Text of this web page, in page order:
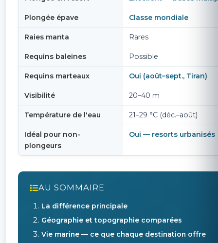
Plongée épave Classe mondiale
Raies manta Rares
Requins baleines Possible
Requins marteaux Oui (août–sept., Tiran)
Visibilité 20–40 m
Température de l'eau 21–29 °C (déc.–août)
Idéal pour non-
plongeurs
Oui — resorts urbanisés
AU SOMMAIRE
La différence principale
Géographie et topographie comparées
Vie marine — ce que chaque destination offre